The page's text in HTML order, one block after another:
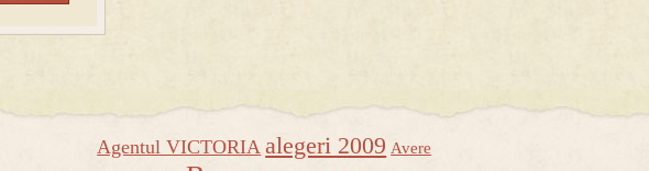
Agentul VICTORIA alegeri 2009 Avere